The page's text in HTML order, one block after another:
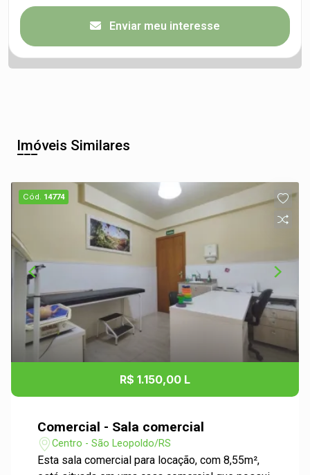
Enviar meu interesse
Imóveis Similares
Cód. 14774
R$ 1.150,00 L
Comercial - Sala comercial
Centro - São Leopoldo/RS
Esta sala comercial para locação, com 8,55m²,